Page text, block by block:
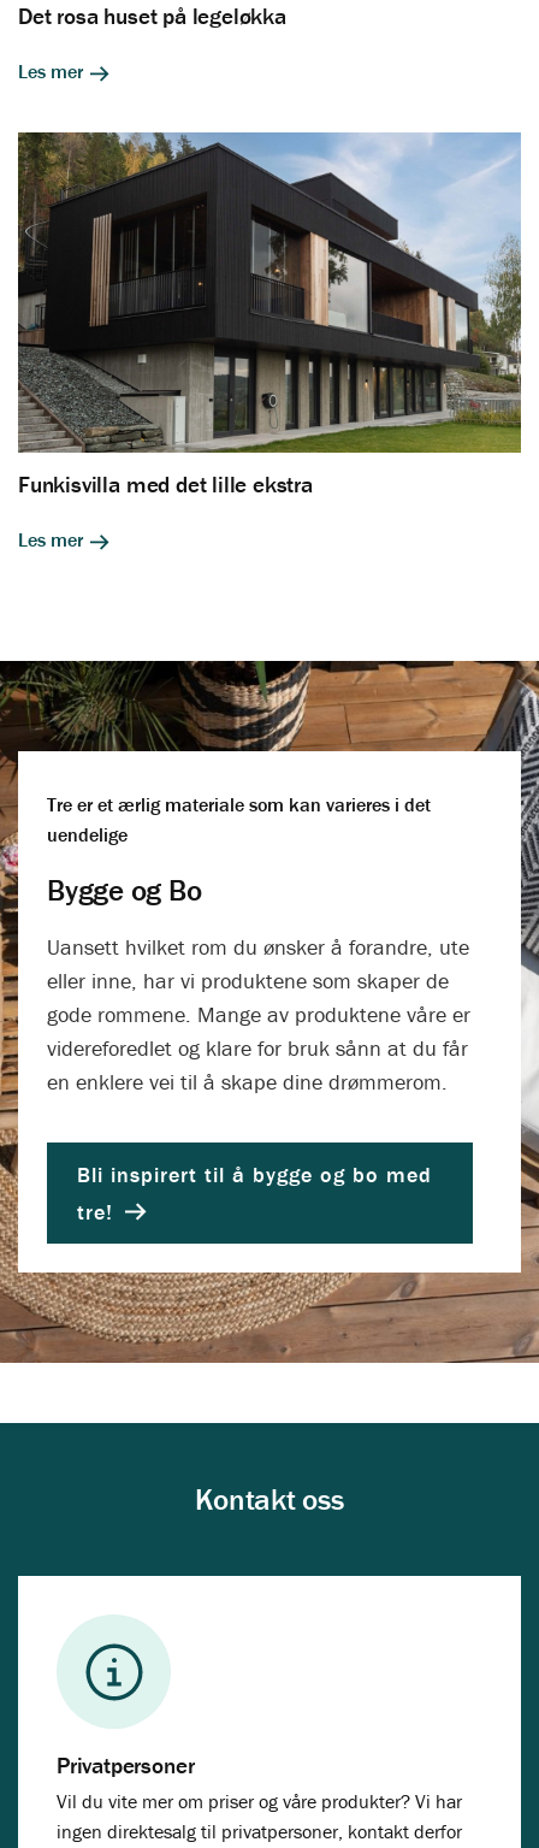
Det rosa huset på legeløkka
Les mer
Funkisvilla med det lille ekstra
Les mer
Tre er et ærlig materiale som kan varieres i det
uendelige
Bygge og Bo
Uansett hvilket rom du ønsker å forandre, ute
eller inne, har vi produktene som skaper de
gode rommene. Mange av produktene våre er
videreforedlet og klare for bruk sånn at du får
en enklere vei til å skape dine drømmerom.
Bli inspirert til å bygge og bo med
tre!
Kontakt oss
Privatpersoner
Vil du vite mer om priser og våre produkter? Vi har
ingen direktesalg til privatpersoner, kontakt derfor